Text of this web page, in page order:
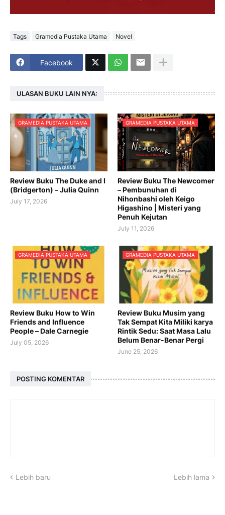
Tags Gramedia Pustaka Utama Novel
Facebook
ULASAN BUKU LAIN NYA:
GRAMEDIA PUSTAKA UTAMA
Review Buku The Duke and I
(Bridgerton) – Julia Quinn
July 17, 2026
GRAMEDIA PUSTAKA UTAMA
Review Buku The Newcomer
– Pembunuhan di
Nihonbashi oleh Keigo
Higashino | Misteri yang
Penuh Kejutan
July 11, 2026
GRAMEDIA PUSTAKA UTAMA
Review Buku How to Win
Friends and Influence
People – Dale Carnegie
July 05, 2026
GRAMEDIA PUSTAKA UTAMA
Review Buku Musim yang
Tak Sempat Kita Miliki karya
Rintik Sedu: Saat Masa Lalu
Belum Benar-Benar Pergi
June 25, 2026
POSTING KOMENTAR
Lebih baru Lebih lama